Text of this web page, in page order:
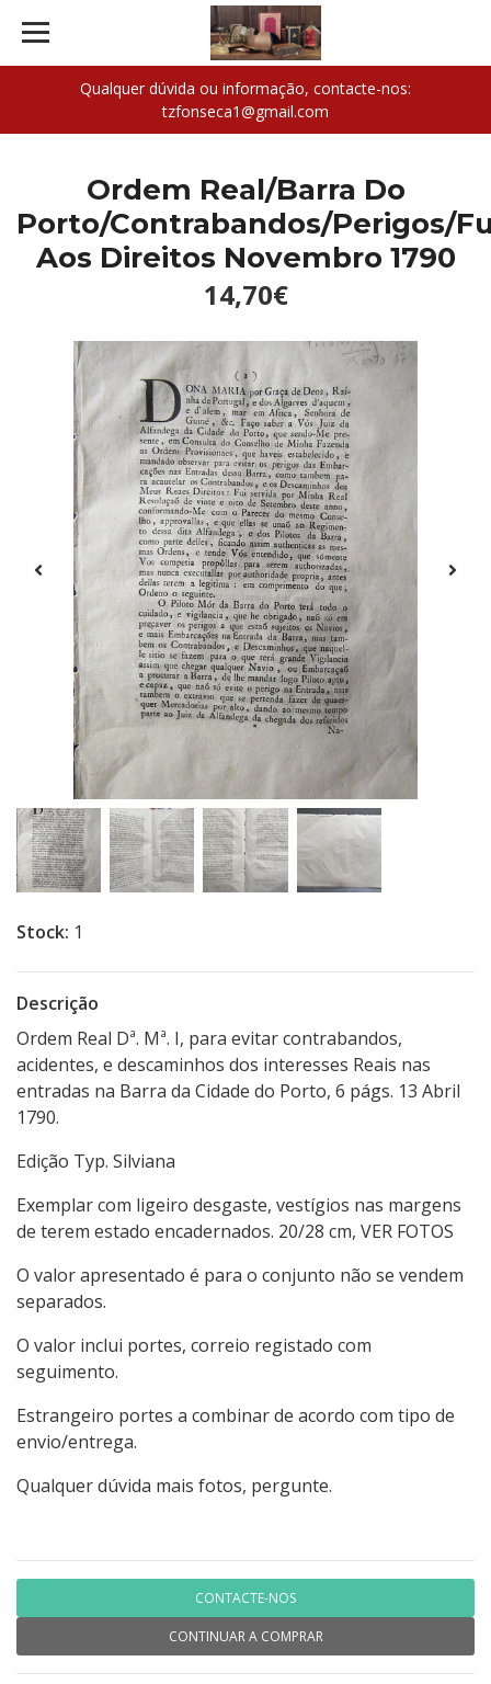
Qualquer dúvida ou informação, contacte-nos:
tzfonseca1@gmail.com
Ordem Real/Barra Do
Porto/Contrabandos/Perigos/
Aos Direitos Novembro 1790
14,70€
Stock: 1
Descrição
Ordem Real Dª. Mª. I, para evitar contrabandos,
acidentes, e descaminhos dos interesses Reais nas
entradas na Barra da Cidade do Porto, 6 págs. 13 Abril
1790.
Edição Typ. Silviana
Exemplar com ligeiro desgaste, vestígios nas margens
de terem estado encadernados. 20/28 cm, VER FOTOS
O valor apresentado é para o conjunto não se vendem
separados.
O valor inclui portes, correio registado com
seguimento.
Estrangeiro portes a combinar de acordo com tipo de
envio/entrega.
Qualquer dúvida mais fotos, pergunte.
CONTACTE-NOS
CONTINUAR A COMPRAR